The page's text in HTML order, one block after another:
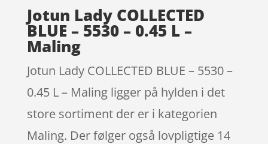
Jotun Lady COLLECTED
BLUE – 5530 – 0.45 L –
Maling
Jotun Lady COLLECTED BLUE – 5530 –
0.45 L – Maling ligger på hylden i det
store sortiment der er i kategorien
Maling. Der følger også lovpligtige 14